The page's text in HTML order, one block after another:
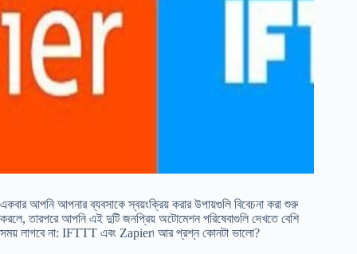
একবার আপনি আপনার ব্যবসাকে স্বয়ংক্রিয় করার উপায়গুলি বিবেচনা করা শুরু
করলে, তারপরে আপনি এই দুটি জনপ্রিয় অটোমেশন পরিষেবাগুলি দেখতে বেশি
সময় লাগবে না: IFTTT এবং Zapier৷ আর প্রশ্ন কোনটা ভালো?